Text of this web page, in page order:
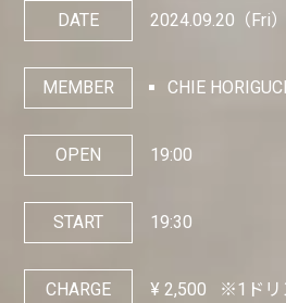
DATE 2024.09.20 （Fri）
MEMBER CHIE
OPEN 19:00
START 19:30
CHARGE ¥ 2,500 ※1ドリ